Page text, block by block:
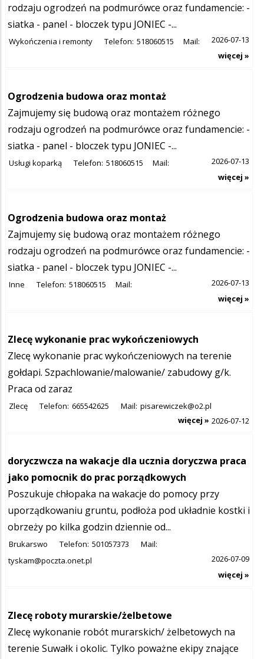
rodzaju ogrodzeń na podmurówce oraz fundamencie: -
siatka - panel - bloczek typu JONIEC -...
Wykończenia i remonty Telefon: 518060515 Mail:
2026-07-13
więcej »
Ogrodzenia budowa oraz montaż
Zajmujemy się budową oraz montażem różnego
rodzaju ogrodzeń na podmurówce oraz fundamencie: -
siatka - panel - bloczek typu JONIEC -...
Usługi koparką Telefon: 518060515 Mail:
2026-07-13
więcej »
Ogrodzenia budowa oraz montaż
Zajmujemy się budową oraz montażem różnego
rodzaju ogrodzeń na podmurówce oraz fundamencie: -
siatka - panel - bloczek typu JONIEC -...
Inne Telefon: 518060515 Mail:
2026-07-13
więcej »
Zlecę wykonanie prac wykończeniowych
Zlecę wykonanie prac wykończeniowych na terenie
gołdapi. Szpachlowanie/malowanie/ zabudowy g/k.
Praca od zaraz
Zlecę Telefon: 665542625 Mail: pisarewiczek@o2.pl
2026-07-12
więcej »
doryczwcza na wakacje dla ucznia doryczwa praca
jako pomocnik do prac porządkowych
Poszukuje chłopaka na wakacje do pomocy przy
uporządkowaniu gruntu, podłoża pod układnie kostki i
obrzeży po kilka godzin dziennie od...
Brukarswo Telefon: 501057373
Mail:
tyskam@poczta.onet.pl
2026-07-09
więcej »
Zlecę roboty murarskie/żelbetowe
Zlecę wykonanie robót murarskich/ żelbetowych na
terenie Suwałk i okolic. Tylko poważne ekipy znające